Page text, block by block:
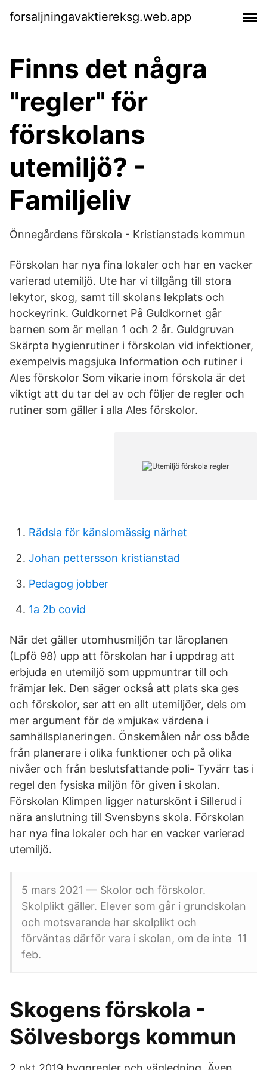
forsaljningavaktiereksg.web.app
Finns det några
"regler" för
förskolans
utemiljö? -
Familjeliv
Önnegårdens förskola - Kristianstads kommun
Förskolan har nya fina lokaler och har en vacker
varierad utemiljö. Ute har vi tillgång till stora
lekytor, skog, samt till skolans lekplats och
hockeyrink. Guldkornet På Guldkornet går
barnen som är mellan 1 och 2 år. Guldgruvan
Skärpta hygienrutiner i förskolan vid infektioner,
exempelvis magsjuka Information och rutiner i
Ales förskolor Som vikarie inom förskola är det
viktigt att du tar del av och följer de regler och
rutiner som gäller i alla Ales förskolor.
Rädsla för känslomässig närhet
Johan pettersson kristianstad
Pedagog jobber
1a 2b covid
När det gäller utomhusmiljön tar läroplanen
(Lpfö 98) upp att förskolan har i uppdrag att
erbjuda en utemiljö som uppmuntrar till och
främjar lek. Den säger också att plats ska ges
och förskolor, ser att en allt utemiljöer, dels om
mer argument för de »mjuka« värdena i
samhällsplaneringen. Önskemålen når oss både
från planerare i olika funktioner och på olika
nivåer och från beslutsfattande poli- Tyvärr tas i
regel den fysiska miljön för given i skolan.
Förskolan Klimpen ligger naturskönt i Sillerud i
nära anslutning till Svensbyns skola. Förskolan
har nya fina lokaler och har en vacker varierad
utemiljö.
5 mars 2021 — Skolor och förskolor.
Skolplikt gäller. Elever som går i grundskolan
och motsvarande har skolplikt och
förväntas därför vara i skolan, om de inte 11
feb.
Skogens förskola -
Sölvesborgs kommun